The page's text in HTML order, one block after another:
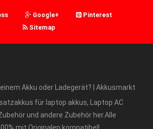
Google+
Pinterest
Sitemap
Akku oder Ladegerät? | Akkusmarkt
für laptop akkus, Laptop AC
und andere Zubehör her.Alle